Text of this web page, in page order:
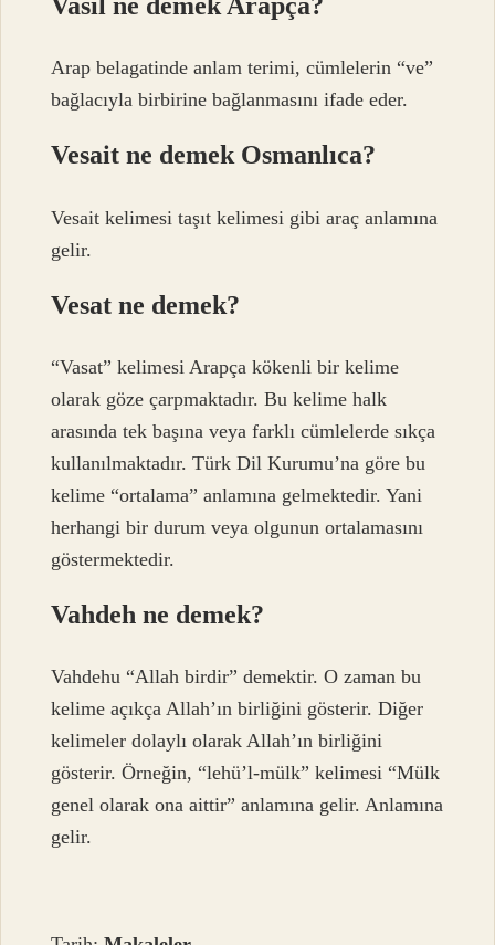
Arap belagatinde anlam terimi, cümlelerin “ve”
bağlacıyla birbirine bağlanmasını ifade eder.
Vesait ne demek Osmanlıca?
Vesait kelimesi taşıt kelimesi gibi araç anlamına
gelir.
Vesat ne demek?
“Vasat” kelimesi Arapça kökenli bir kelime
olarak göze çarpmaktadır. Bu kelime halk
arasında tek başına veya farklı cümlelerde sıkça
kullanılmaktadır. Türk Dil Kurumu’na göre bu
kelime “ortalama” anlamına gelmektedir. Yani
herhangi bir durum veya olgunun ortalamasını
göstermektedir.
Vahdeh ne demek?
Vahdehu “Allah birdir” demektir. O zaman bu
kelime açıkça Allah’ın birliğini gösterir. Diğer
kelimeler dolaylı olarak Allah’ın birliğini
gösterir. Örneğin, “lehü’l-mülk” kelimesi “Mülk
genel olarak ona aittir” anlamına gelir. Anlamına
gelir.